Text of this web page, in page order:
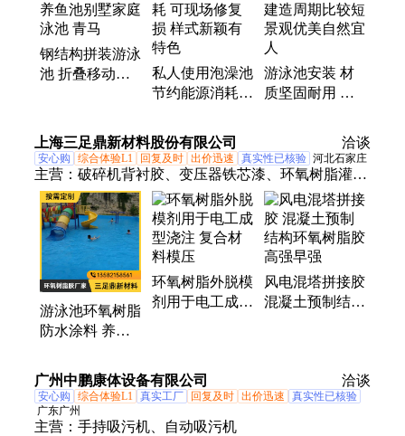
池扶梯、游泳池改造、游泳池维修、恒温游泳池设
备、游泳池热泵、游泳池除湿机、游泳池配件、成品
游泳池、成品泳池、亚克力成品泳池、多功能游泳
池、按摩浴缸、按摩SPA浴缸、亚克力SAP按摩泡
钢结构拼装游泳
池 折叠移动养
私人使用泡澡池
节约能源消耗
样式新颖有特色
游泳池安装 材
质坚固耐用 建
景观优美自然宜
人
上海三足鼎新材料股份有限公司 洽谈
安心购 综合体验L1 回复及时 出价迅速 真实性已核验 河北石家庄
主营： 破碎机背衬胶、变压器铁芯漆、环氧树脂灌封
胶、养鱼池防水漆、环氧树脂防水防腐涂料、胶粘石
胶水、道钉锚固剂、环氧树脂灌浆料、环氧砂浆
游泳池环氧树脂
防水涂料 养鱼
天蓝色泳池漆
环氧树脂外脱模
剂用于电工成型
风电混塔拼接胶
混凝土预制结构
广州中鹏康体设备有限公司 洽谈
安心购 综合体验L1 真实工厂 回复及时 出价迅速
真实性已核验
广东广州
主营： 手持吸污机、自动吸污机